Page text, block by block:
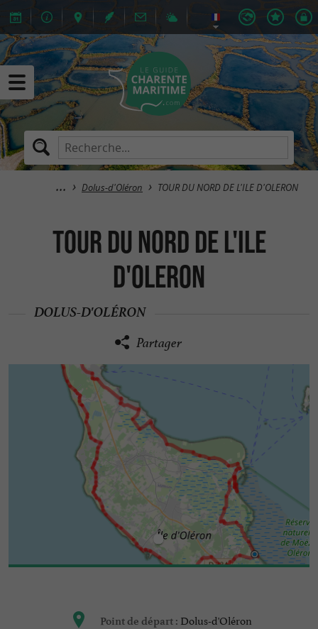
Dolus-d'Oléron TOUR DU NORD DE L'ILE D'OLERON
TOUR DU NORD DE L'ILE
D'OLERON
DOLUS-D'OLÉRON
Partager
Point de départ : Dolus-d'Oléron